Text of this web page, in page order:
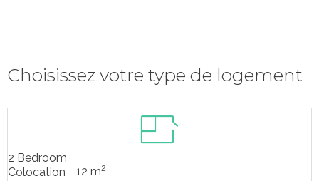
Choisissez votre type de logement
2 Bedroom
Colocation
12 m2